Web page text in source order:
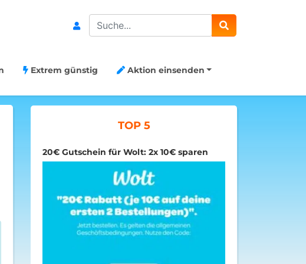
Search
Extrem günstig Aktion einsenden
TOP 5
20€ Gutschein für Wolt: 2x 10€ sparen